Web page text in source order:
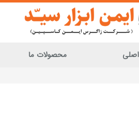
محصولات ما